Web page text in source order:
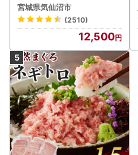
宮城県気仙沼市
(2510)
12,500